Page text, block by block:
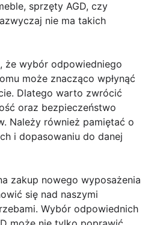
sprzęty AGD, czy
nie ma takich
że wybór odpowiedniego
może znacząco wpłynąć
Dlatego warto zwrócić
oraz bezpieczeństwo
Należy również pamiętać o
i dopasowaniu do danej
zakup nowego wyposażenia
się nad naszymi
Wybór odpowiednich